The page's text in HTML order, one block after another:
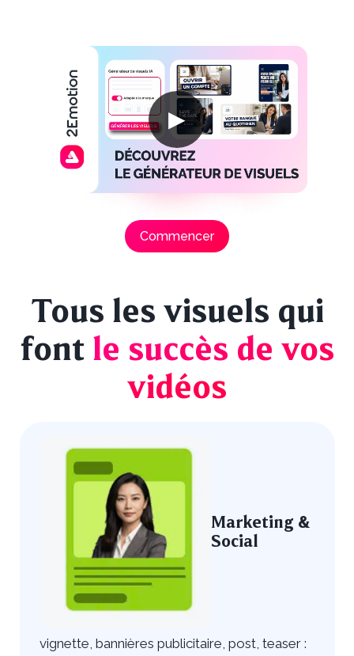
▶
Commencer
Tous les visuels qui
font le succès de vos
vidéos
Marketing &
Social
vignette, bannières publicitaire, post, teaser :